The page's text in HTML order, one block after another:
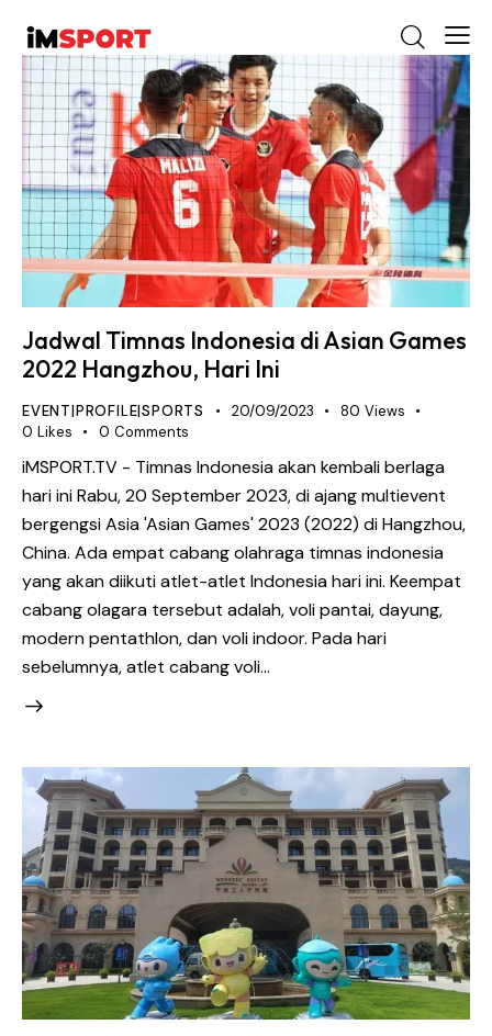
Jadwal Timnas Indonesia di Asian Games
2022 Hangzhou, Hari Ini
EVENT|PROFILE|SPORTS 20/09/2023 80 Views
0 Likes 0 Comments
iMSPORT.TV - Timnas Indonesia akan kembali berlaga
hari ini Rabu, 20 September 2023, di ajang multievent
bergengsi Asia 'Asian Games' 2023 (2022) di Hangzhou,
China. Ada empat cabang olahraga timnas indonesia
yang akan diikuti atlet-atlet Indonesia hari ini. Keempat
cabang olagara tersebut adalah, voli pantai, dayung,
modern pentathlon, dan voli indoor. Pada hari
sebelumnya, atlet cabang voli…